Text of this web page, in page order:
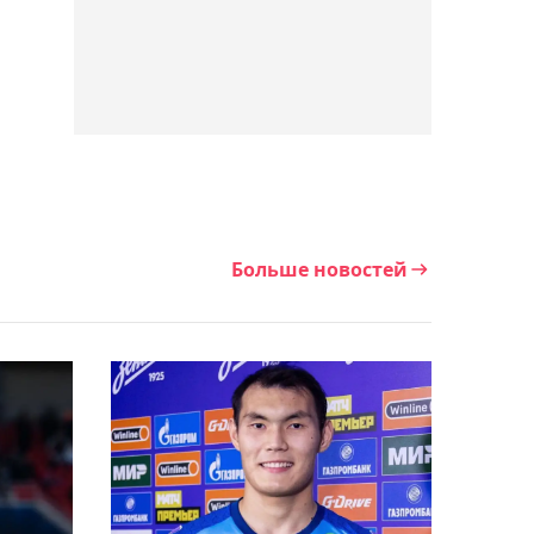
отказе соперницы вышла
в полуфинал турнира в
Испании
Российский журналист
назвал Джона ван ’т
17:35, Сегодня
Больше новостей